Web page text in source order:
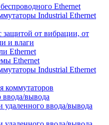
Ethernet
Industrial Ethernet
от вибрации, от
и влаги
Ethernet
Ethernet
Industrial Ethernet
коммутаторов
вывода
удаленного ввода/вывода